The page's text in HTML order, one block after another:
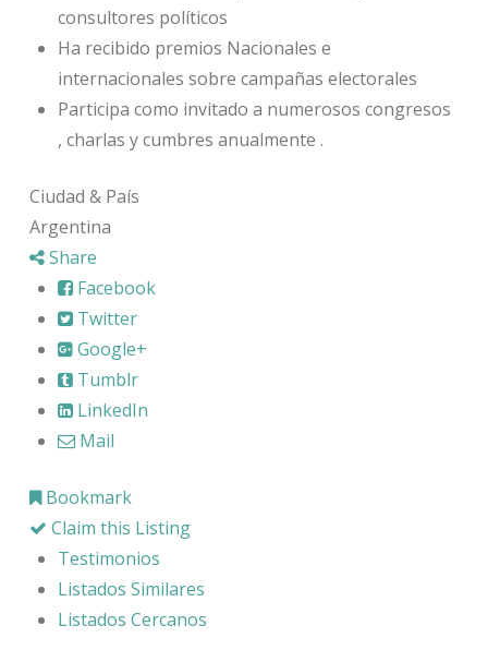
consultores políticos
Ha recibido premios Nacionales e
internacionales sobre campañas electorales
Participa como invitado a numerosos congresos
, charlas y cumbres anualmente .
Ciudad & País
Argentina
Share
Facebook
Twitter
Google+
Tumblr
LinkedIn
Mail
Bookmark
Claim this Listing
Testimonios
Listados Similares
Listados Cercanos